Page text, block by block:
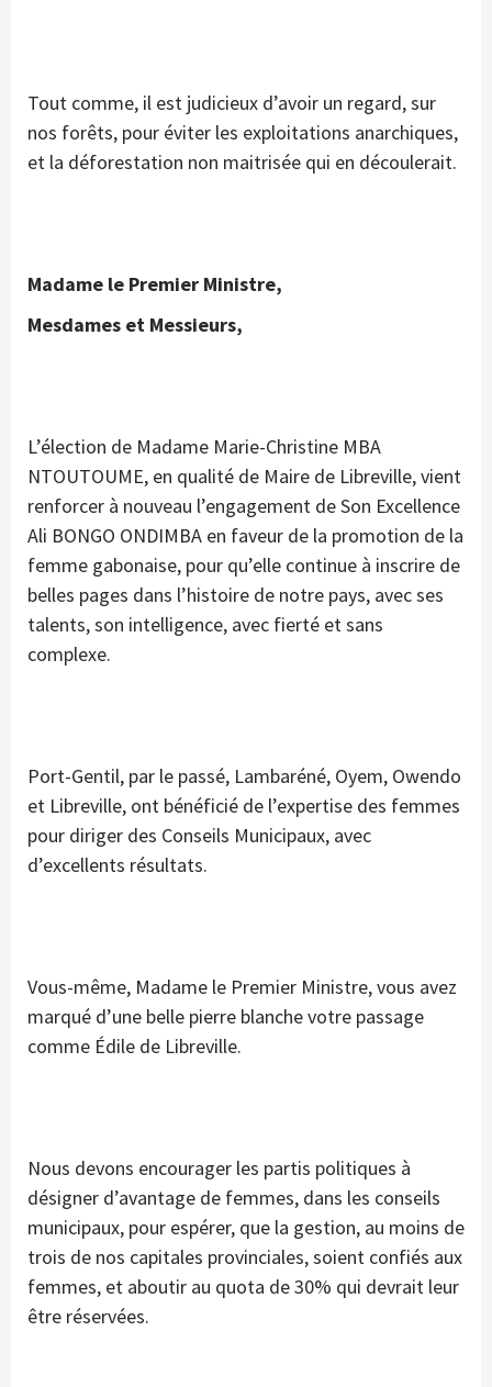
Tout comme, il est judicieux d’avoir un regard, sur
nos forêts, pour éviter les exploitations anarchiques,
et la déforestation non maitrisée qui en découlerait.
Madame le Premier Ministre,
Mesdames et Messieurs,
L’élection de Madame Marie-Christine MBA
NTOUTOUME, en qualité de Maire de Libreville, vient
renforcer à nouveau l’engagement de Son Excellence
Ali BONGO ONDIMBA en faveur de la promotion de la
femme gabonaise, pour qu’elle continue à inscrire de
belles pages dans l’histoire de notre pays, avec ses
talents, son intelligence, avec fierté et sans
complexe.
Port-Gentil, par le passé, Lambaréné, Oyem, Owendo
et Libreville, ont bénéficié de l’expertise des femmes
pour diriger des Conseils Municipaux, avec
d’excellents résultats.
Vous-même, Madame le Premier Ministre, vous avez
marqué d’une belle pierre blanche votre passage
comme Édile de Libreville.
Nous devons encourager les partis politiques à
désigner d’avantage de femmes, dans les conseils
municipaux, pour espérer, que la gestion, au moins de
trois de nos capitales provinciales, soient confiés aux
femmes, et aboutir au quota de 30% qui devrait leur
être réservées.